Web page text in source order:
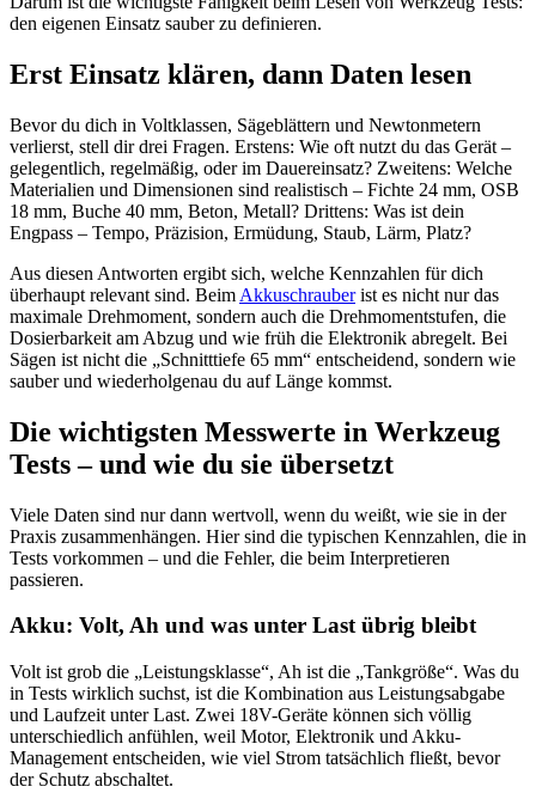
den eigenen Einsatz sauber zu definieren.
Erst Einsatz klären, dann Daten lesen
Bevor du dich in Voltklassen, Sägeblättern und Newtonmetern
verlierst, stell dir drei Fragen. Erstens: Wie oft nutzt du das Gerät –
gelegentlich, regelmäßig, oder im Dauereinsatz? Zweitens: Welche
Materialien und Dimensionen sind realistisch – Fichte 24 mm, OSB
18 mm, Buche 40 mm, Beton, Metall? Drittens: Was ist dein
Engpass – Tempo, Präzision, Ermüdung, Staub, Lärm, Platz?
Aus diesen Antworten ergibt sich, welche Kennzahlen für dich
überhaupt relevant sind. Beim Akkuschrauberist es nicht nur das
maximale Drehmoment, sondern auch die Drehmomentstufen, die
Dosierbarkeit am Abzug und wie früh die Elektronik abregelt. Bei
Sägen ist nicht die „Schnitttiefe 65 mm“ entscheidend, sondern wie
sauber und wiederholgenau du auf Länge kommst.
Die wichtigsten Messwerte in Werkzeug
Tests – und wie du sie übersetzt
Viele Daten sind nur dann wertvoll, wenn du weißt, wie sie in der
Praxis zusammenhängen. Hier sind die typischen Kennzahlen, die in
Tests vorkommen – und die Fehler, die beim Interpretieren
passieren.
Akku: Volt, Ah und was unter Last übrig bleibt
Volt ist grob die „Leistungsklasse“, Ah ist die „Tankgröße“. Was du
in Tests wirklich suchst, ist die Kombination aus Leistungsabgabe
und Laufzeit unter Last. Zwei 18V-Geräte können sich völlig
unterschiedlich anfühlen, weil Motor, Elektronik und Akku-
Management entscheiden, wie viel Strom tatsächlich fließt, bevor
der Schutz abschaltet.